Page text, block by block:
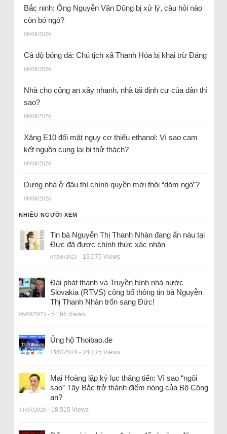
Bắc ninh: Ông Nguyễn Văn Dũng bị xử lý, câu hỏi nào
còn bỏ ngỏ?
08/08/2026
Cá độ bóng đá: Chủ tịch xã Thanh Hóa bị khai trừ Đảng
08/08/2026
Nhà cho công an xây nhanh, nhà tái định cư của dân thì
sao?
08/08/2026
Xăng E10 đối mặt nguy cơ thiếu ethanol: Vì sao cam
kết nguồn cung lại bị thử thách?
08/08/2026
Dựng nhà ở đâu thì chính quyền mới thôi “dòm ngó”?
08/08/2026
NHIỀU NGƯỜI XEM
Tin bà Nguyễn Thị Thanh Nhàn đang ẩn náu tại
Đức đã được chính thức xác nhận
07/08/2023 - 15.075 Views
Đài phát thanh và Truyền hình nhà nước
Slovakia (RTVS) công bố thông tin bà Nguyễn
Thị Thanh Nhàn trốn sang Đức!
06/08/2023 - 5.166 Views
Ủng hộ Thoibao.de
15/02/2018 - 24.075 Views
Mai Hoàng lập kỷ lục thăng tiến: Vì sao “ngôi
sao” Tây Bắc trở thành điểm nóng của Bộ Công
an?
11/05/2026 - 18.515 Views